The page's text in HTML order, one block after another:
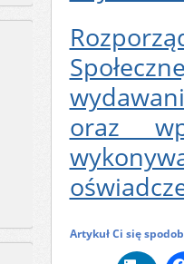
oraz
Artykuł Ci się